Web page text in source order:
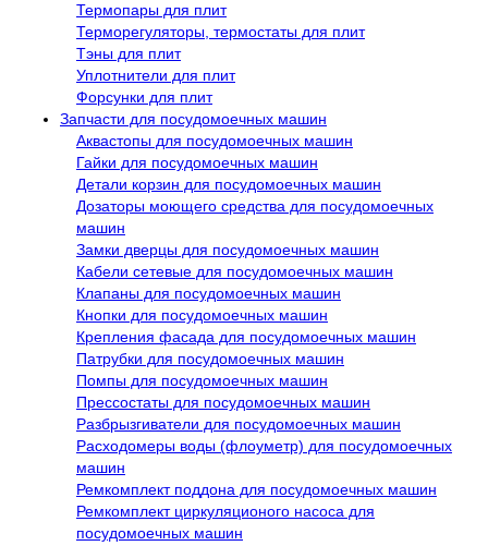
Термопары для плит
Терморегуляторы, термостаты для плит
Тэны для плит
Уплотнители для плит
Форсунки для плит
Запчасти для посудомоечных машин
Аквастопы для посудомоечных машин
Гайки для посудомоечных машин
Детали корзин для посудомоечных машин
Дозаторы моющего средства для посудомоечных
машин
Замки дверцы для посудомоечных машин
Кабели сетевые для посудомоечных машин
Клапаны для посудомоечных машин
Кнопки для посудомоечных машин
Крепления фасада для посудомоечных машин
Патрубки для посудомоечных машин
Помпы для посудомоечных машин
Прессостаты для посудомоечных машин
Разбрызгиватели для посудомоечных машин
Расходомеры воды (флоуметр) для посудомоечных
машин
Ремкомплект поддона для посудомоечных машин
Ремкомплект циркуляционого насоса для
посудомоечных машин